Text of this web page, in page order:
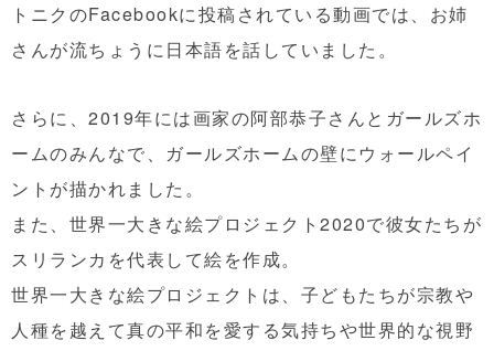
トニクのFacebookに投稿されている動画では、お姉
さんが流ちょうに日本語を話していました。
さらに、2019年には画家の阿部恭子さんとガールズホ
ームのみんなで、ガールズホームの壁にウォールペイ
ントが描かれました。
また、世界一大きな絵プロジェクト2020で彼女たちが
スリランカを代表して絵を作成。
世界一大きな絵プロジェクトは、子どもたちが宗教や
人種を越えて真の平和を愛する気持ちや世界的な視野